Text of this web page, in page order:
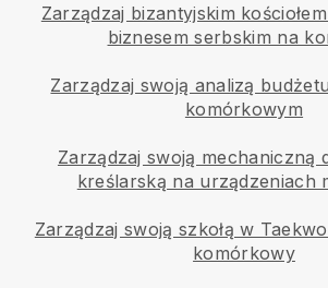
Zarządzaj bizantyjskim
biznesem serbskim na
Zarządzaj swoją analizą
komórkowym
Zarządzaj swoją mechaniczną
kreślarską na urządzeniach
Zarządzaj swoją szkołą w
komórkowy